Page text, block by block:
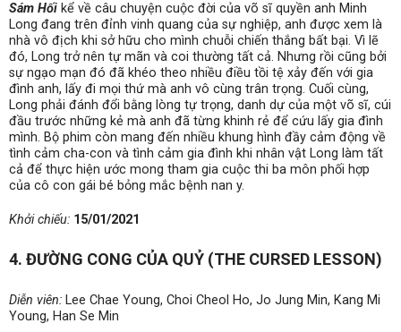
Sám Hối kể về câu chuyện cuộc đời của võ sĩ quyền anh Minh
Long đang trên đỉnh vinh quang của sự nghiệp, anh được xem là
nhà vô địch khi sở hữu cho mình chuỗi chiến thắng bất bại. Vì lẽ
đó, Long trở nên tự mãn và coi thường tất cả. Nhưng rồi cũng bởi
sự ngạo mạn đó đã khéo theo nhiều điều tồi tệ xảy đến với gia
đình anh, lấy đi mọi thứ mà anh vô cùng trân trọng. Cuối cùng,
Long phải đánh đổi bằng lòng tự trọng, danh dự của một võ sĩ, cúi
đầu trước những kẻ mà anh đã từng khinh rẻ để cứu lấy gia đình
mình. Bộ phim còn mang đến nhiều khung hình đầy cảm động về
tình cảm cha-con và tình cảm gia đình khi nhân vật Long làm tất
cả để thực hiện ước mong tham gia cuộc thi ba môn phối hợp
của cô con gái bé bỏng mắc bệnh nan y.
Khởi chiếu: 15/01/2021
4. ĐƯỜNG CONG CỦA QUỶ (THE CURSED LESSON)
Diễn viên: Lee Chae Young, Choi Cheol Ho, Jo Jung Min, Kang Mi
Young, Han Se Min